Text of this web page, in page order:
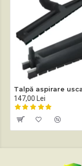
147,00 Lei